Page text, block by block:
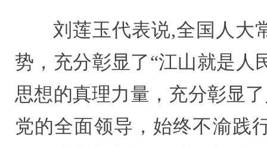
刘莲玉代表说,全国人大
势，充分彰显了“江山就是人
思想的真理力量，充分彰显
党的全面领导，始终不渝践